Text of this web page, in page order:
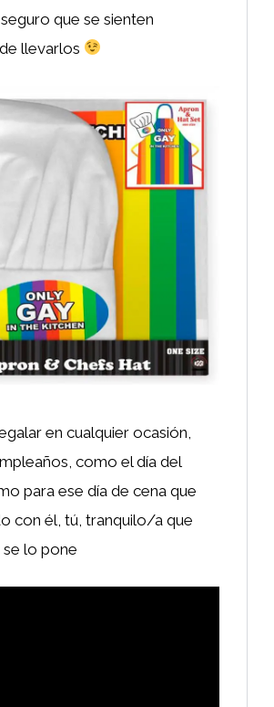
que se sienten
llevarlos
en cualquier ocasión,
como el día del
para ese día de cena que
con él, tú, tranquilo/a que
lo pone